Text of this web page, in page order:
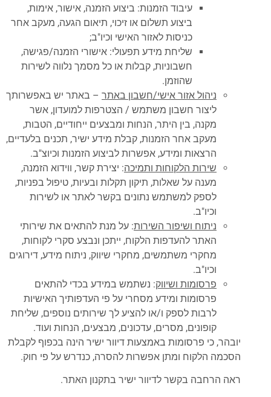
עיבוד הזמנות: ביצוע הזמנה, אישור, אימות,
ביצוע תשלום או זיכוי, תיאום הגעה, מעקב אחר
כניסות לאזור האישי וכיו"ב;
שליחת מידע תפעולי: אישורי הזמנה/פגישה,
חשבוניות, קבלות או כל מסמך נלווה לשירות
שהוזמן.
ניהול אזור אישי/חשבון באתר – באתר יש באפשרותך
ליצור חשבון משתמש / הצטרפות למועדון, אשר
מקנה, בין היתר, הנחות ומבצעים ייחודיים, הטבות,
מעקב אחר הזמנות, קבלת מידע ישיר, תכנים בלעדיים,
הרצאות ומידע, אפשרות לביצוע הזמנות וכיוצ"ב.
שירות הלקוחות ותמיכה: יצירת קשר, ווידוא הזמנה,
מענה על שאלות, תיקון תקלות ובעיות, טיפול בפניות,
לספק למשתמש נתונים בקשר לאתר או לשירות
וכיו"ב.
ניתוח ושיפור השירות: על מנת להתאים את שירותי
האתר להעדפות הלקוח, ייתכן ונבצע סקרי לקוחות,
מחקרי משתמשים, מחקרי שיווק, ניתוח מידע, דירוגים
וכיו"ב.
פרסומות ושיווק: נשתמש במידע בכדי להתאים
פרסומות ומידע מסחרי על פי העדפותיך האישיות
לרבות לספק ו/או להציע לך שירותים נוספים, שליחת
קופונים, מסרים, עדכונים, מבצעים, הנחות ועוד.
יובהר, כי פרסומות באמצעות דיוור ישיר הינה בכפוף לקבלת
הסכמה הלקוח ומתן אפשרות להסרה, כנדרש על פי חוק.
ראה הרחבה בקשר לדיוור ישיר בתקנון האתר.